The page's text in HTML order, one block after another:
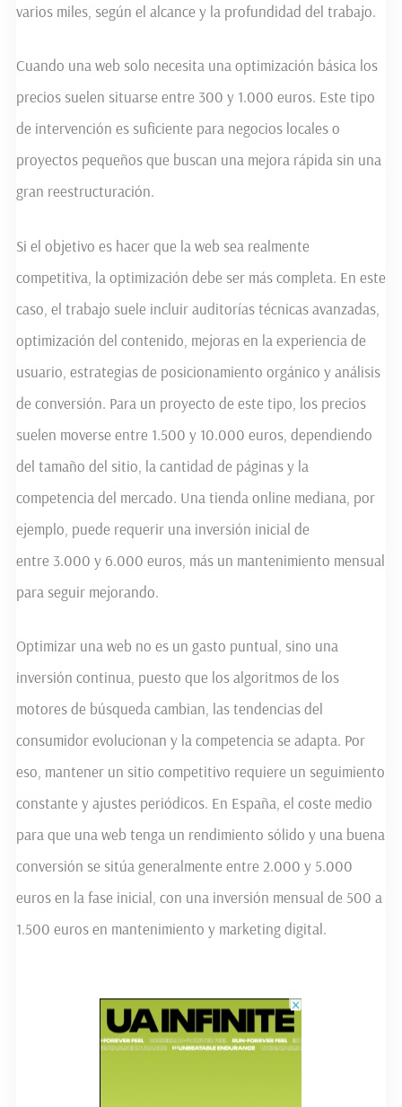
varios miles, según el alcance y la profundidad del trabajo.
Cuando una web solo necesita una optimización básica los
precios suelen situarse entre 300 y 1.000 euros. Este tipo
de intervención es suficiente para negocios locales o
proyectos pequeños que buscan una mejora rápida sin una
gran reestructuración.
Si el objetivo es hacer que la web sea realmente
competitiva, la optimización debe ser más completa. En este
caso, el trabajo suele incluir auditorías técnicas avanzadas,
optimización del contenido, mejoras en la experiencia de
usuario, estrategias de posicionamiento orgánico y análisis
de conversión. Para un proyecto de este tipo, los precios
suelen moverse entre 1.500 y 10.000 euros, dependiendo
del tamaño del sitio, la cantidad de páginas y la
competencia del mercado. Una tienda online mediana, por
ejemplo, puede requerir una inversión inicial de
entre 3.000 y 6.000 euros, más un mantenimiento mensual
para seguir mejorando.
Optimizar una web no es un gasto puntual, sino una
inversión continua, puesto que los algoritmos de los
motores de búsqueda cambian, las tendencias del
consumidor evolucionan y la competencia se adapta. Por
eso, mantener un sitio competitivo requiere un seguimiento
constante y ajustes periódicos. En España, el coste medio
para que una web tenga un rendimiento sólido y una buena
conversión se sitúa generalmente entre 2.000 y 5.000
euros en la fase inicial, con una inversión mensual de 500 a
1.500 euros en mantenimiento y marketing digital.